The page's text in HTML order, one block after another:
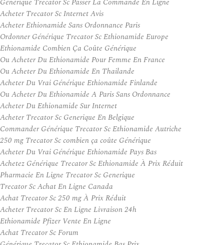
Acheter Trecator Sc Internet Avis
Acheter Ethionamide Sans Ordonnance Paris
Ordonner Générique Trecator Sc Ethionamide Europe
Ethionamide Combien Ça Coûte Générique
Ou Acheter Du Ethionamide Pour Femme En France
Ou Acheter Du Ethionamide En Thailande
Acheter Du Vrai Générique Ethionamide Finlande
Ou Acheter Du Ethionamide A Paris Sans Ordonnance
Acheter Du Ethionamide Sur Internet
Acheter Trecator Sc Generique En Belgique
Commander Générique Trecator Sc Ethionamide Autriche
250 mg Trecator Sc combien ça coûte Générique
Acheter Du Vrai Générique Ethionamide Pays Bas
Achetez Générique Trecator Sc Ethionamide À Prix Réduit
Pharmacie En Ligne Trecator Sc Generique
Trecator Sc Achat En Ligne Canada
Achat Trecator Sc 250 mg À Prix Réduit
Acheter Trecator Sc En Ligne Livraison 24h
Ethionamide Pfizer Vente En Ligne
Achat Trecator Sc Forum